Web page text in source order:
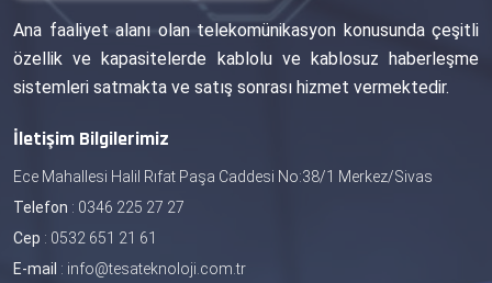
Ana faaliyet alanı olan telekomünikasyon konusunda çeşitli
özellik ve kapasitelerde kablolu ve kablosuz haberleşme
sistemleri satmakta ve satış sonrası hizmet vermektedir.
İletişim Bilgilerimiz
Ece Mahallesi Halil Rıfat Paşa Caddesi No:38/1 Merkez/Sivas
Telefon : 0346 225 27 27
Cep : 0532 651 21 61
E-mail : info@tesateknoloji.com.tr